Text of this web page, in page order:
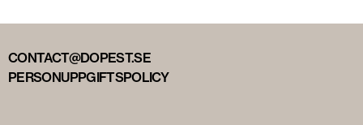
CONTACT@DOPEST.SE
PERSONUPPGIFTSPOLICY